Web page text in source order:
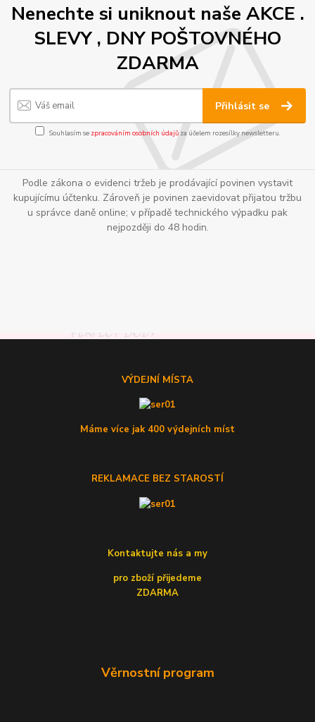
Nenechte si uniknout naše AKCE .
SLEVY , DNY POŠTOVNÉHO
ZDARMA
Přihlásit se
Souhlasím se zpracováním osobních údajůza účelem rozesílky newsletteru.
Podle zákona o evidenci tržeb je prodávající povinen vystavit
kupujícímu účtenku. Zároveň je povinen zaevidovat přijatou tržbu
u správce daně online; v případě technického výpadku pak
nejpozději do 48 hodin.
VÝDEJNÍ MÍSTA
Máme více jak 400 výdejních míst
REKLAMACE BEZ STAROSTÍ
Kontaktujte nás a my
pro zboží přijedeme
ZDARMA
Věrnostní program